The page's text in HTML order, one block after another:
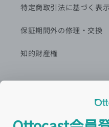
特定商取引法に基づく表示
保証期間外の修理・交換
知的財産権